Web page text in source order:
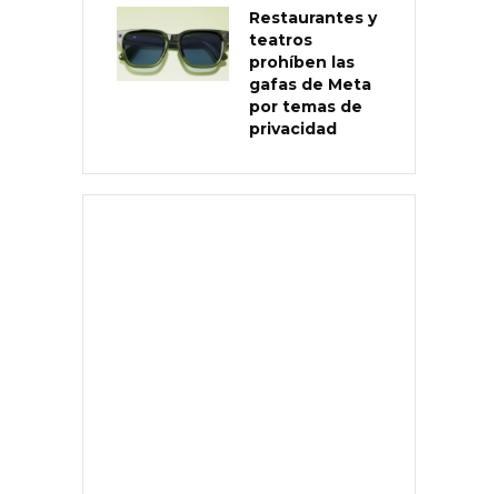
Restaurantes y
teatros
prohíben las
gafas de Meta
por temas de
privacidad